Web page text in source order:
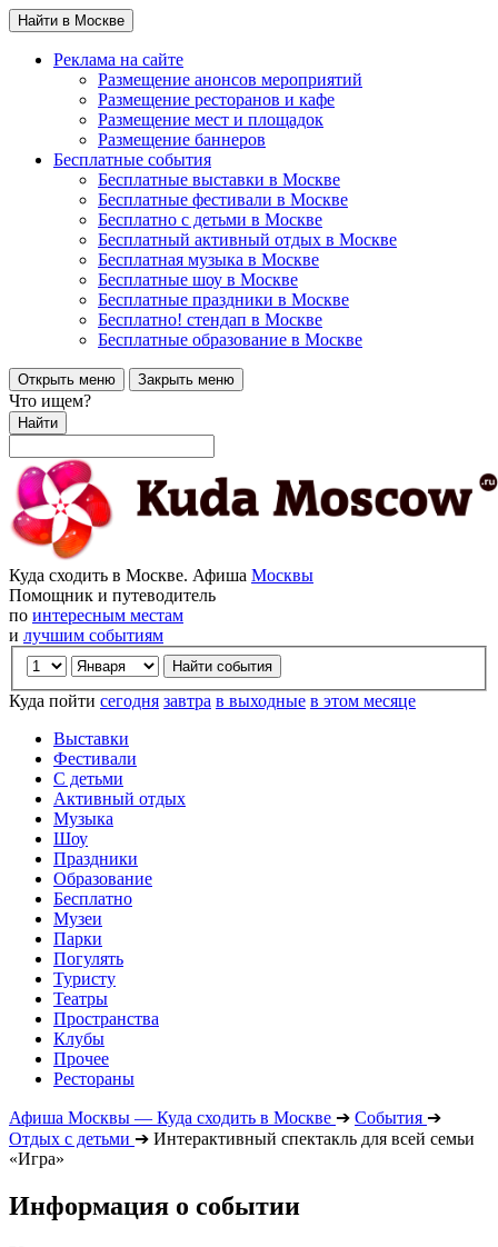
Найти в Москве
Реклама на сайте
Размещение анонсов мероприятий
Размещение ресторанов и кафе
Размещение мест и площадок
Размещение баннеров
Бесплатные события
Бесплатные выставки в Москве
Бесплатные фестивали в Москве
Бесплатно с детьми в Москве
Бесплатный активный отдых в Москве
Бесплатная музыка в Москве
Бесплатные шоу в Москве
Бесплатные праздники в Москве
Бесплатно! стендап в Москве
Бесплатные образование в Москве
Открыть меню Закрыть меню
Что ищем?
Найти
Куда сходить в Москве. Афиша Москвы
Помощник и путеводитель
по интересным местам
и лучшим событиям
Куда пойти сегодня завтра в выходные в этом месяце
Выставки
Фестивали
С детьми
Активный отдых
Музыка
Шоу
Праздники
Образование
Бесплатно
Музеи
Парки
Погулять
Туристу
Театры
Пространства
Клубы
Прочее
Рестораны
Афиша Москвы — Куда сходить в Москве ➔ События ➔
Отдых с детьми ➔ Интерактивный спектакль для всей семьи
«Игра»
Информация о событии